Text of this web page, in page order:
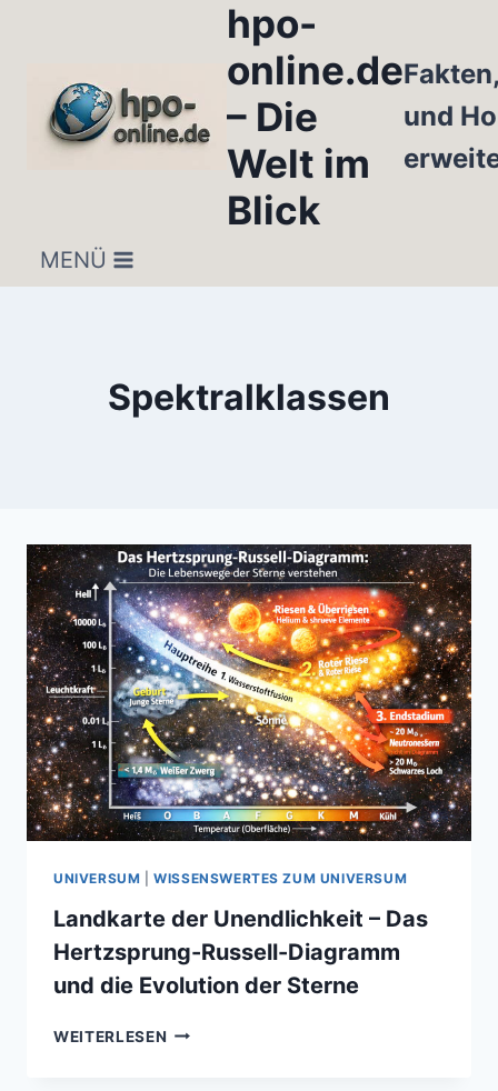
hpo-
online.de
– Die
Welt im
Blick
und
MENÜ
Spektralklassen
UNIVERSUM |WISSENSWERTES ZUM UNIVERSUM
Landkarte der Unendlichkeit – Das
Hertzsprung-Russell-Diagramm
und die Evolution der Sterne
WEITERLESEN LANDKARTE